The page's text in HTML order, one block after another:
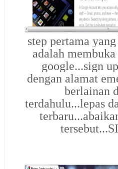
step pertama
adalah
google...sign
dengan alamat
berlainan
terdahulu...lepas